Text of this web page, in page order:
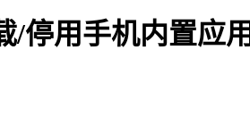
/停用手机内置应用